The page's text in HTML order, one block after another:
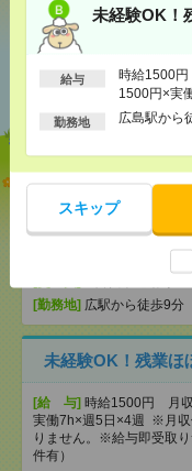
未経験OK！
給与
時給1500
1500円×実
を保証する
勤務地 広島駅から
スキップ
お
【単発】呉市広／8
ラーでの受付・1
時給1300円 ・日
[勤務地] 広駅から徒歩9分
未経験OK！残業
[給 与] 時給1500円 月
実働7h×週5日×4週 ※月収
りません。※給与即受取
件有）